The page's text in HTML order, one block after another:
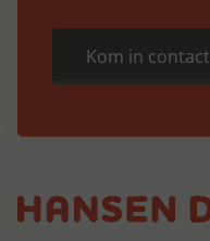
Kom in contact